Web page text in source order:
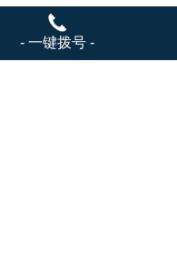
- 一键拨号 -